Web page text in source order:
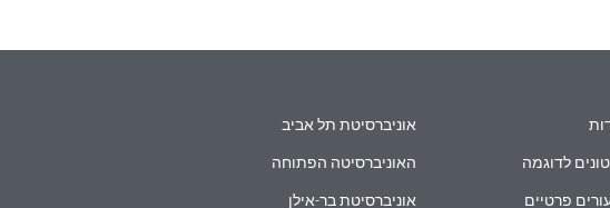
לדוגמה
פרטיים
אוניברסיטת תל אביב
האוניברסיטה הפתוחה
אוניברסיטת בר-אילן